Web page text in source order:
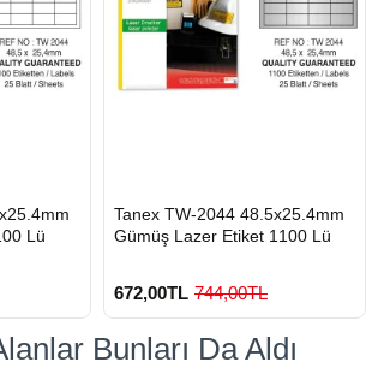
Lü
GÖNDERİ
Tanex TW-2044 48.5x25.4mm
Gümüş Lazer Etiket 1100 Lü
672,00TL 744,00TL
Bunları Da Aldı